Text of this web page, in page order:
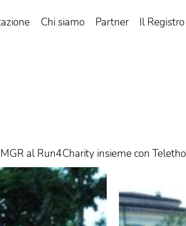
Chi siamo Partner Il Registro
al Run4Charity insieme con